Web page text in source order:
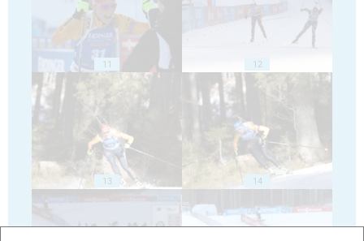
11 12
13 14